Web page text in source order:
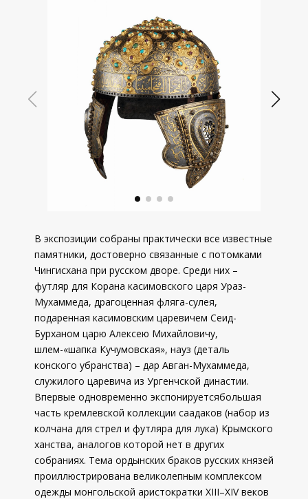
В экспозиции собраны практически все известные
памятники, достоверно связанные с потомками
Чингисхана при русском дворе. Среди них –
футляр для Корана касимовского царя Ураз-
Мухаммеда, драгоценная фляга-сулея,
подаренная касимовским царевичем Сеид-
Бурханом царю Алексею Михайловичу,
шлем-«шапка Кучумовская», науз (деталь
конского убранства) – дар Авган-Мухаммеда,
служилого царевича из Ургенчской династии.
Впервые одновременно экспонируетсябольшая
часть кремлевской коллекции саадаков (набор из
колчана для стрел и футляра для лука) Крымского
ханства, аналогов которой нет в других
собраниях. Тема ордынских браков русских князей
проиллюстрирована великолепным комплексом
одежды монгольской аристократки XIII–XIV веков